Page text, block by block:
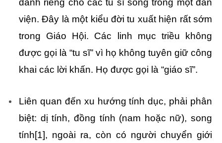
dành riêng cho các tu sĩ sống trong một đan
viện. Đây là một kiểu đời tu xuất hiện rất sớm
trong Giáo Hội. Các linh mục triều không
được gọi là “tu sĩ” vì họ không tuyên giữ công
khai các lời khấn. Họ được gọi là “giáo sĩ”.
Liên quan đến xu hướng tính dục, phải phân
biệt: dị tính, đồng tính (nam hoặc nữ), song
tính[1], ngoài ra, còn có người chuyển giới